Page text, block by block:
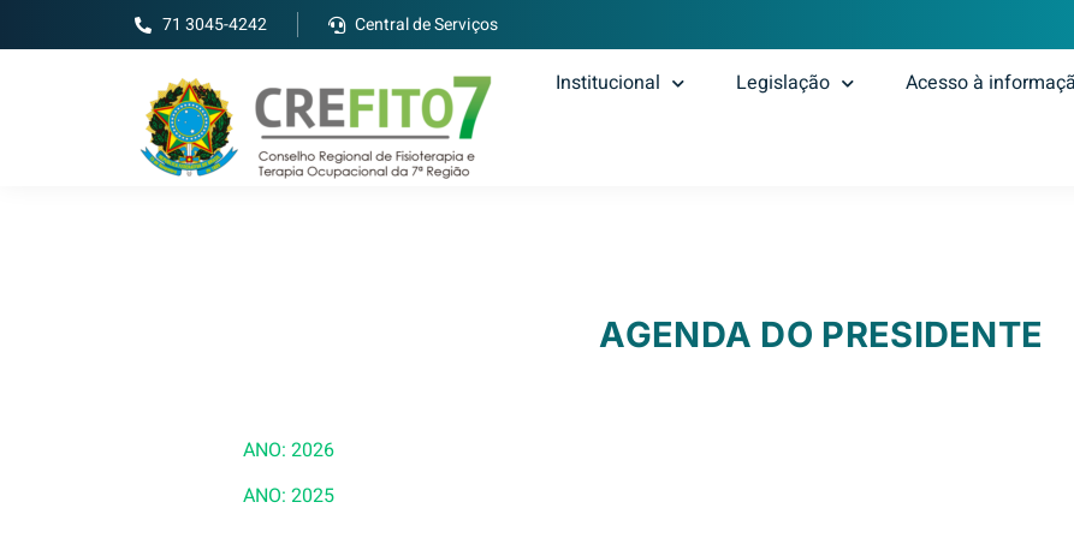
71 3045-4242 Central de Serviços
Institucional Legislação Acesso à
AGENDA DO PRESIDENTE
ANO: 2026
ANO: 2025